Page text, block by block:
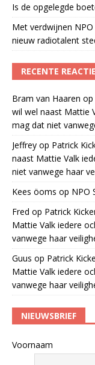
Is de opgelegde
Met verdwijnen
nieuw radiotalent
RECENTE
Bram van Haaren op
wil wel naast Mattie
mag dat niet
Jeffrey op Patrick
naast Mattie Valk
niet vanwege haar
Kees öoms op NPO
Fred op Patrick
Mattie Valk iedere
vanwege haar
Guus op Patrick
Mattie Valk iedere
vanwege haar
NIEUWSBRIEF
Voornaam